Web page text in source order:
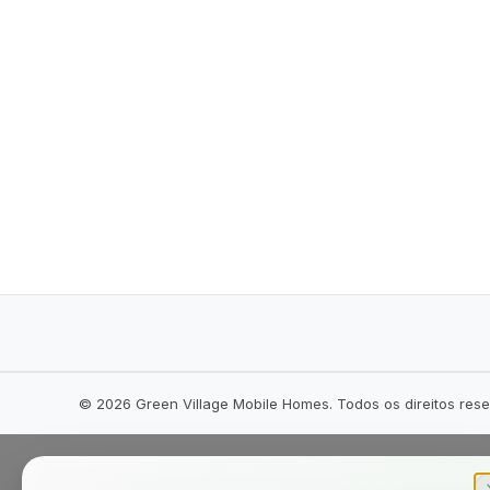
© 2026 Green Village Mobile Homes. Todos os direitos